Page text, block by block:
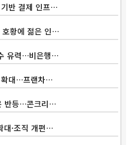
반 결제 인프…
호황에 젊은 인…
유력…비은행…
확대…프랜차…
반등…콘크리…
대·조직 개편…